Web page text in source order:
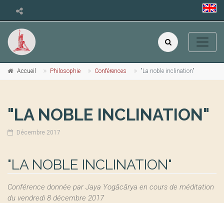
Accueil Philosophie Conférences "La noble inclination"
"LA NOBLE INCLINATION"
Décembre 2017
"LA NOBLE INCLINATION"
Conférence donnée par Jaya Yogācārya en cours de méditation
du vendredi 8 décembre 2017